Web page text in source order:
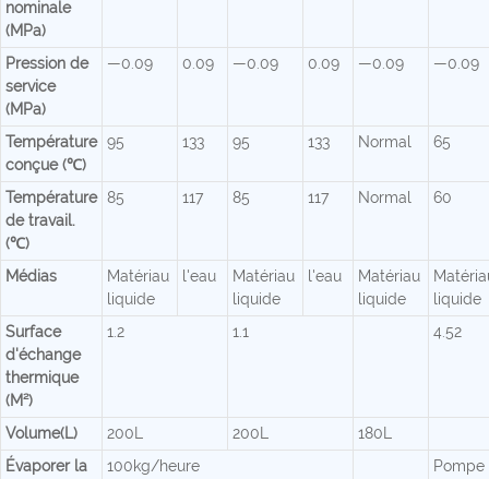
nominale
(MPa)
Pression de
service
(MPa)
—0.09 0.09 —0.09 0.09 —0.09 —0.09
Température
conçue (℃)
95 133 95 133 Normal 65
Température
de travail.
(℃)
85 117 85 117 Normal 60
Médias
Matériau
liquide
l'eau
Matériau
liquide
l'eau
Matériau
liquide
liquide
Surface
d'échange
thermique
(M²)
1.2 1.1 4.52
Volume(L) 200L 200L
180L
Évaporer la
100kg/heure
Pompe